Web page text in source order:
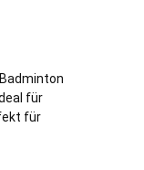
für
für